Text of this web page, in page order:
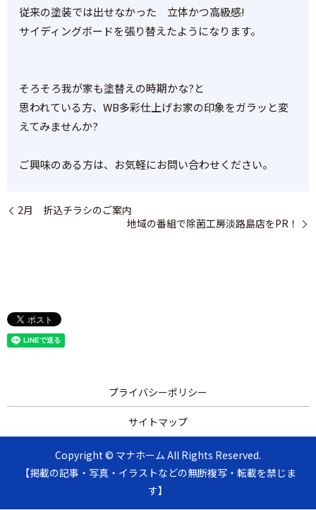
従来の塗装では出せなかった 立体かつ高級感!
サイディングボードを張り替えたようになります。
そろそろ我が家も塗替えの時期かな?と
思われている方、WB多彩仕上げお家の印象をガラッと変
えてみませんか?
ご興味のある方は、お気軽にお問い合わせください。
2月 折込チラシのご案内
地域の番組で除菌工房淡路島店をPR！
プライバシーポリシー
サイトマップ
Copyright © マナホーム All Rights Reserved.
【掲載の記事・写真・イラストなどの無断複写・転載を禁じま
す】